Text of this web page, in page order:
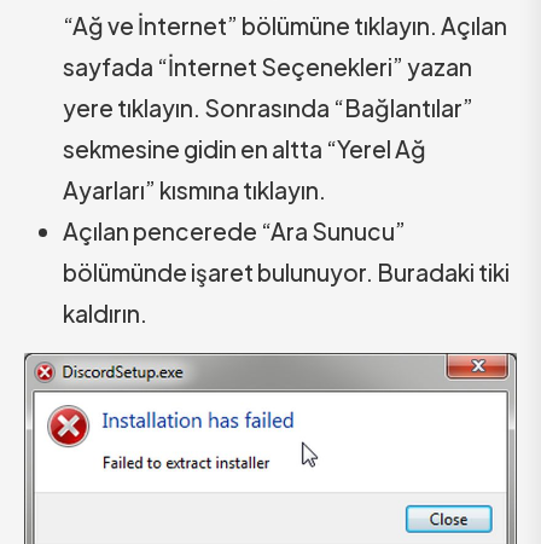
“Ağ ve İnternet” bölümüne tıklayın. Açılan
sayfada “İnternet Seçenekleri” yazan
yere tıklayın. Sonrasında “Bağlantılar”
sekmesine gidin en altta “Yerel Ağ
Ayarları” kısmına tıklayın.
Açılan pencerede “Ara Sunucu”
bölümünde işaret bulunuyor. Buradaki tiki
kaldırın.